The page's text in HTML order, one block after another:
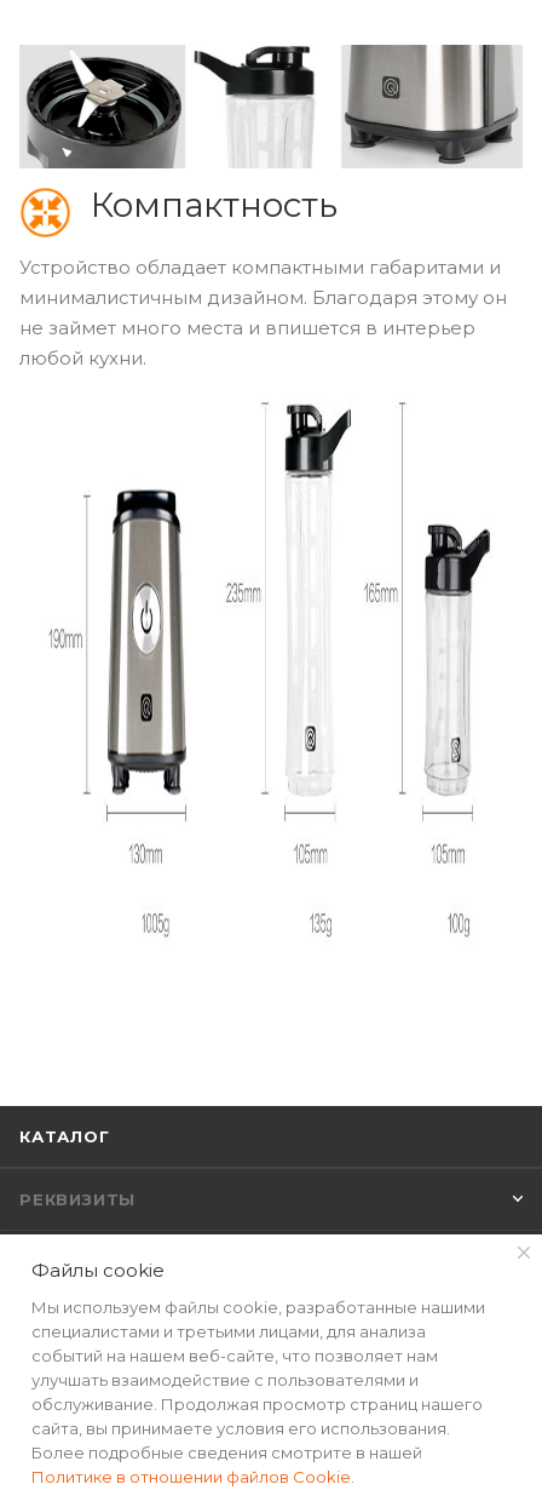
Компактность
Устройство обладает компактными габаритами и
минималистичным дизайном. Благодаря этому он
не займет много места и впишется в интерьер
любой кухни.
КАТАЛОГ
РЕКВИЗИТЫ
ПОМОЩЬ
ПОДПИСАТЬСЯ НА РАССЫЛКУ
+7(499) 490-48-04
Файлы cookie
Мы используем файлы cookie, разработанные нашими
специалистами и третьими лицами, для анализа
событий на нашем веб-сайте, что позволяет нам
улучшать взаимодействие с пользователями и
обслуживание. Продолжая просмотр страниц нашего
сайта, вы принимаете условия его использования.
Более подробные сведения смотрите в нашей
Политике в отношении файлов Cookie